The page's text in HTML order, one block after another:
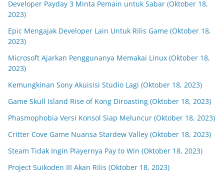
Developer Payday 3 Minta Pemain untuk Sabar (Oktober 18,
2023)
Epic Mengajak Developer Lain Untuk Rilis Game (Oktober 18,
2023)
Microsoft Ajarkan Penggunanya Memakai Linux (Oktober 18,
2023)
Kemungkinan Sony Akuisisi Studio Lagi (Oktober 18, 2023)
Game Skull Island Rise of Kong Diroasting (Oktober 18, 2023)
Phasmophobia Versi Konsol Siap Meluncur (Oktober 18, 2023)
Critter Cove Game Nuansa Stardew Valley (Oktober 18, 2023)
Steam Tidak Ingin Playernya Pay to Win (Oktober 18, 2023)
Project Suikoden III Akan Rilis (Oktober 18, 2023)